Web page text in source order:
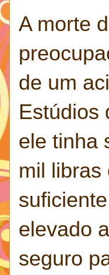
A morte
de um
Estúdios
ele tinha
mil libras
elevado
seguro